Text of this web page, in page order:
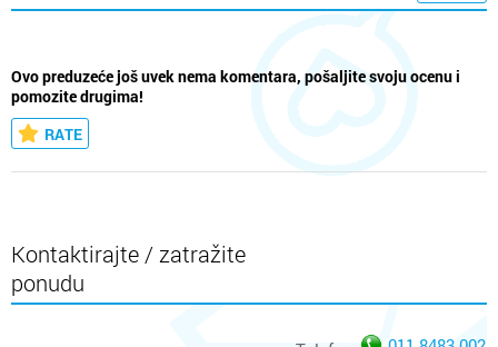
Ovo preduzeće još uvek nema komentara, pošaljite svoju ocenu i
pomozite drugima!
RATE
Kontaktirajte / zatražite
ponudu